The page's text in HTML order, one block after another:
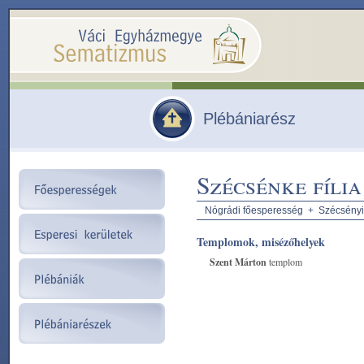
Plébániarész
Szécsénke fília
Nógrádi főesperesség +
Templomok, misézőhelyek
Szent Mártontemplom